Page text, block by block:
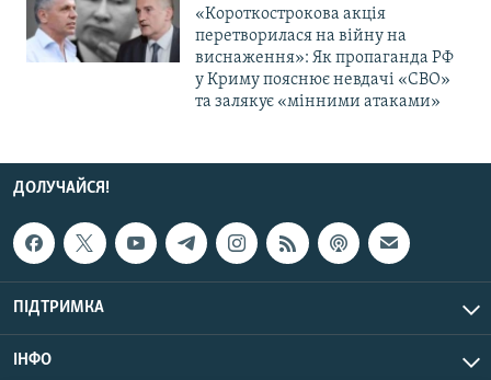
«Короткострокова акція
перетворилася на війну на
виснаження»: Як пропаганда РФ
у Криму пояснює невдачі «СВО»
та залякує «мінними атаками»
ДОЛУЧАЙСЯ!
ПІДТРИМКА
ІНФО